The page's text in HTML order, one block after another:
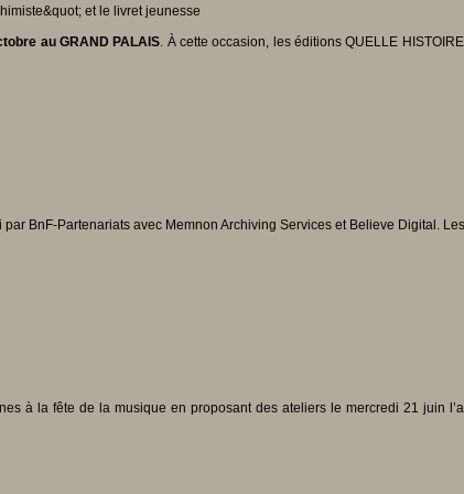
au GRAND PALAIS. À cette occasion, les éditions QUELLE
BnF-Partenariats avec Memnon Archiving Services et Believe Digital.
à la fête de la musique en proposant des ateliers le mercredi 21 juin